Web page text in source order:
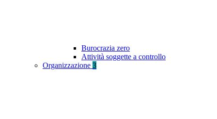
Burocrazia zero
Attività soggette a controllo
Organizzazione 3